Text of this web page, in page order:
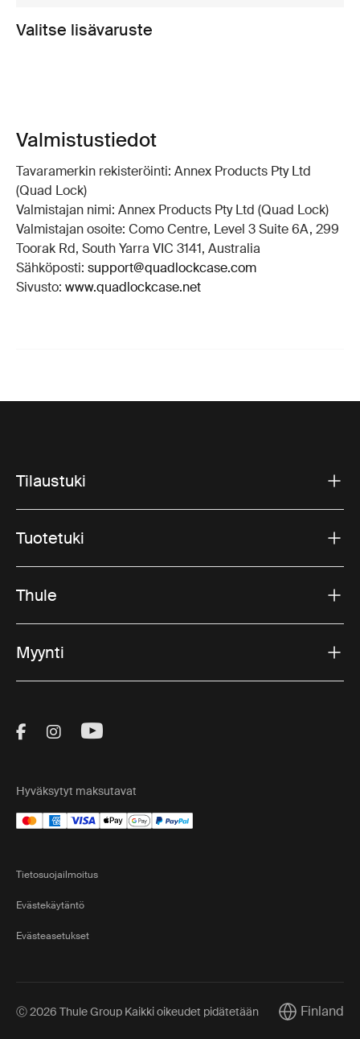
Valitse lisävaruste
Valmistustiedot
Tavaramerkin rekisteröinti: Annex Products Pty Ltd
(Quad Lock)
Valmistajan nimi: Annex Products Pty Ltd (Quad Lock)
Valmistajan osoite: Como Centre, Level 3 Suite 6A, 299
Toorak Rd, South Yarra VIC 3141, Australia
Sähköposti: support@quadlockcase.com
Sivusto: www.quadlockcase.net
Tilaustuki
Tuotetuki
Thule
Myynti
Visit Thule on Facebook (external link)
Visit Thule on Instagram (external link)
Visit Thule on Youtube (external
Hyväksytyt maksutavat
Tietosuojailmoitus
Evästekäytäntö
Evästeasetukset
Ⓒ 2026 Thule Group Kaikki oikeudet pidätetään CurrentFinland